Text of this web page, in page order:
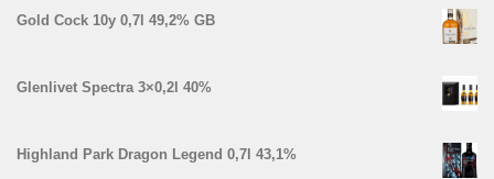
Gold Cock 10y 0,7l 49,2% GB
Glenlivet Spectra 3×0,2l 40%
Highland Park Dragon Legend 0,7l 43,1%